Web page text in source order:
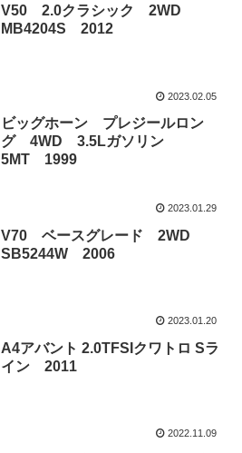
V50 2.0クラシック 2WD
MB4204S 2012
2023.02.05
ビッグホーン プレジールロン
グ 4WD 3.5Lガソリン
5MT 1999
2023.01.29
V70 ベースグレード 2WD
SB5244W 2006
2023.01.20
A4アバント 2.0TFSIクワトロ Sラ
イン 2011
2022.11.09